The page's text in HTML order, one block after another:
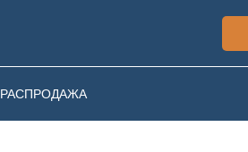
РАСПРОДАЖА